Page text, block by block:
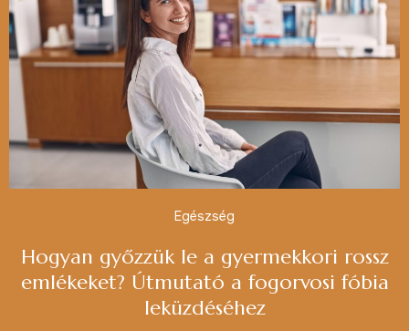
Egészség
Hogyan győzzük le a gyermekkori rossz
emlékeket? Útmutató a fogorvosi fóbia
leküzdéséhez